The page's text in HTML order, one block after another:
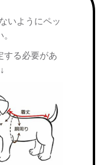
いようにペッ
する必要があ